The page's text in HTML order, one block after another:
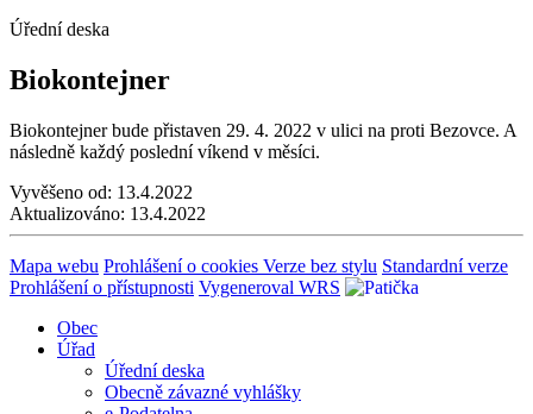
Úřední deska
Biokontejner
Biokontejner bude přistaven 29. 4. 2022 v ulici na proti Bezovce. A
následně každý poslední víkend v měsíci.
Vyvěšeno od: 13.4.2022
Aktualizováno: 13.4.2022
Mapa webu Prohlášení o cookies Verze bez stylu Standardní verze
Prohlášení o přístupnosti Vygeneroval WRS
Obec
Úřad
Úřední deska
Obecně závazné vyhlášky